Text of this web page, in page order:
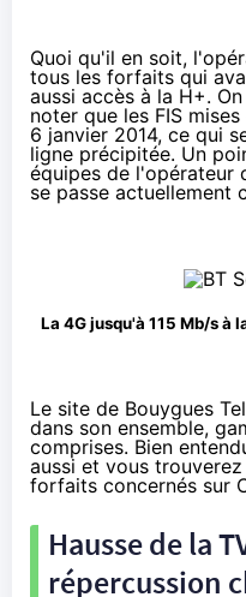
Quoi qu'il en soit,
tous les forfaits qui
aussi accès à la H+.
noter que les FIS
6 janvier 2014, ce qui
ligne précipitée. Un
équipes de l'opérateur
se passe actuellement
La 4G jusqu'à 115 Mb/s à
Le site de Bouygues
dans son ensemble,
comprises. Bien
aussi et vous
forfaits concernés sur
Hausse de la
répercussion